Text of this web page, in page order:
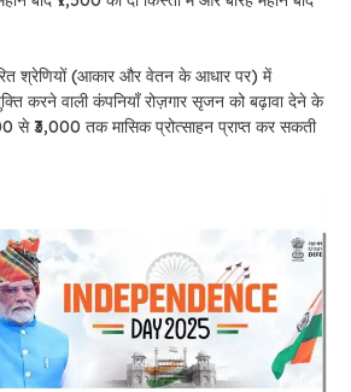
श्रेणियों (आकार और वेतन के आधार पर) में
करने वाली कंपनियाँ रोज़गार सृजन को बढ़ावा देने के
से ₹3,000 तक मासिक प्रोत्साहन प्राप्त कर सकती